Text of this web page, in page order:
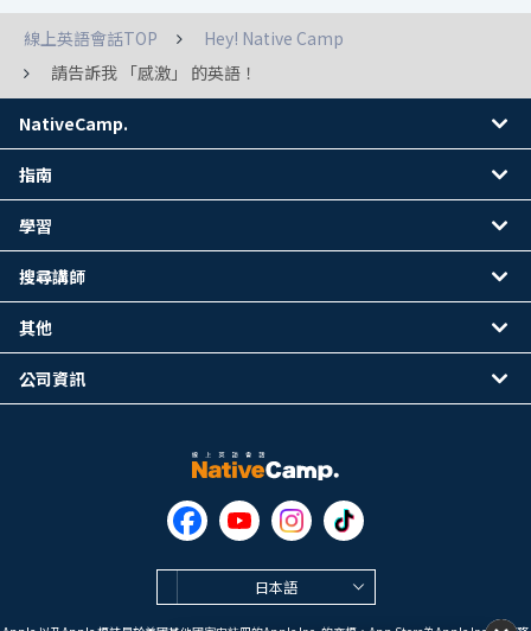
線上英語會話TOP
Hey! Native Camp
請告訴我 「感激」 的英語！
日本語
NativeCamp.
指南
學習
搜尋講師
其他
公司資訊